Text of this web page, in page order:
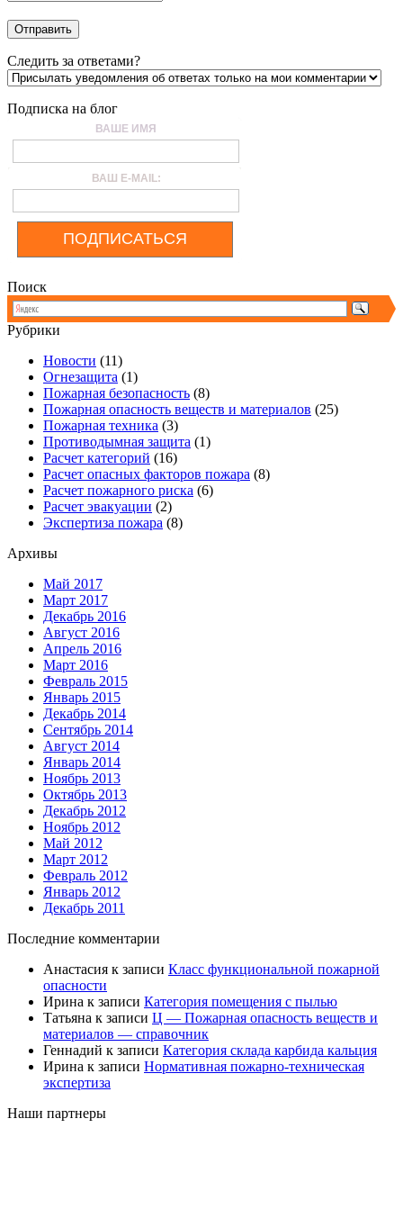
Следить за ответами?
Подписка на блог
ВАШЕ ИМЯ
ВАШ E-MAIL:
ПОДПИСАТЬСЯ
Поиск
Рубрики
Новости (11)
Огнезащита (1)
Пожарная безопасность (8)
Пожарная опасность веществ и материалов (25)
Пожарная техника (3)
Противодымная защита (1)
Расчет категорий (16)
Расчет опасных факторов пожара (8)
Расчет пожарного риска (6)
Расчет эвакуации (2)
Экспертиза пожара (8)
Архивы
Май 2017
Март 2017
Декабрь 2016
Август 2016
Апрель 2016
Март 2016
Февраль 2015
Январь 2015
Декабрь 2014
Сентябрь 2014
Август 2014
Январь 2014
Ноябрь 2013
Октябрь 2013
Декабрь 2012
Ноябрь 2012
Май 2012
Март 2012
Февраль 2012
Январь 2012
Декабрь 2011
Последние комментарии
Анастасия к записи Класс функциональной пожарной
опасности
Ирина к записи Категория помещения с пылью
Татьяна к записи Ц — Пожарная опасность веществ и
материалов — справочник
Геннадий к записи Категория склада карбида кальция
Ирина к записи Нормативная пожарно-техническая
экспертиза
Наши партнеры